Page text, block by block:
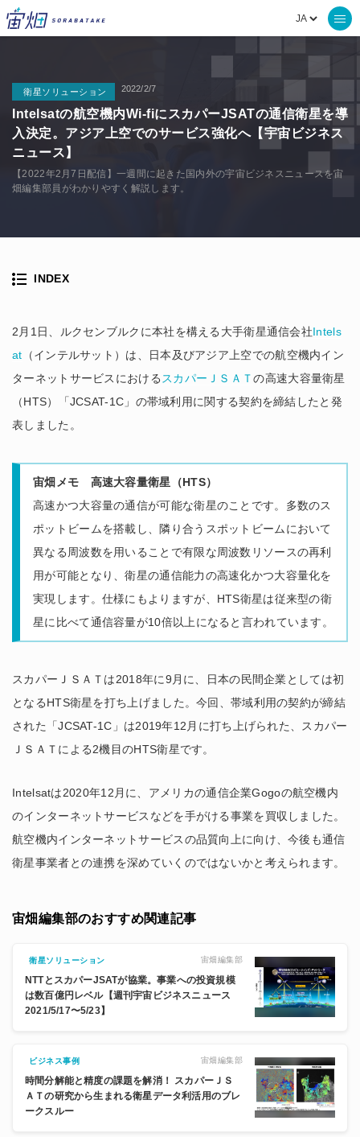
衛星ソリューション 2022/2/7
Intelsatの航空機内Wi-fiにスカパーJSATの通信衛星を導
入決定。アジア上空でのサービス強化へ【宇宙ビジネス
ニュース】
【2022年2月7日配信】一週間に起きた国内外の宇宙ビジネスニュースを宙
畑編集部員がわかりやすく解説します。
2月1日、ルクセンブルクに本社を構える大手衛星通信会社Intels
at （インテルサット）は、日本及びアジア上空での航空機内イン
ターネットサービスにおける スカパーＪＳＡＴの高速大容量衛星
（HTS）「JCSAT-1C」の帯域利用に関する契約を締結したと発
表しました。
宙畑メモ 高速大容量衛星（HTS）
高速かつ大容量の通信が可能な衛星のことです。多数のス
ポットビームを搭載し、隣り合うスポットビームにおいて
異なる周波数を用いることで有限な周波数リソースの再利
用が可能となり、衛星の通信能力の高速化かつ大容量化を
実現します。仕様にもよりますが、HTS衛星は従来型の衛
星に比べて通信容量が10倍以上になると言われています。
スカパーＪＳＡＴは2018年に9月に、日本の民間企業としては初
となるHTS衛星を打ち上げました。今回、帯域利用の契約が締結
された「JCSAT-1C」は2019年12月に打ち上げられた、スカパー
ＪＳＡＴによる2機目のHTS衛星です。
Intelsatは2020年12月に、アメリカの通信企業Gogoの航空機内
のインターネットサービスなどを手がける事業を買収しました。
航空機内インターネットサービスの品質向上に向け、今後も通信
衛星事業者との連携を深めていくのではないかと考えられます。
宙畑編集部のおすすめ関連記事
衛星ソリューション 宙畑編集部
NTTとスカパーJSATが協業。事業への投資規模
は数百億円レベル【週刊宇宙ビジネスニュース
2021/5/17〜5/23】
ビジネス事例 宙畑編集部
時間分解能と精度の課題を解消！ スカパーＪＳ
ＡＴの研究から生まれる衛星データ利活用のブレ
ークスルー
INDEX